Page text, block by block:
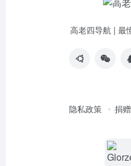
高老四导航 | 最
隐私政策 捐